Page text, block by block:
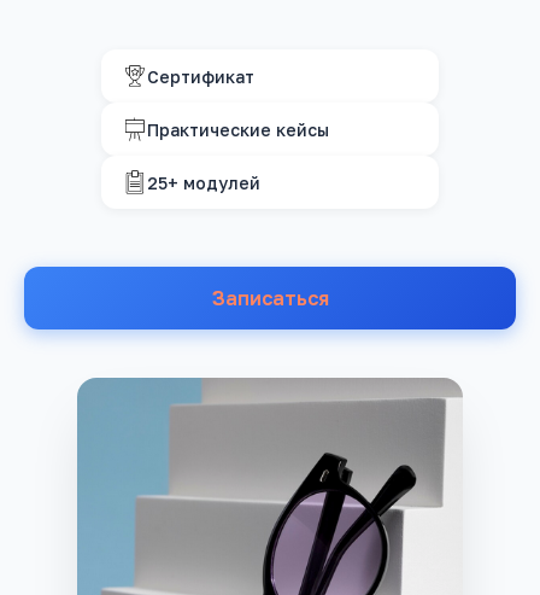
Сертификат
Практические кейсы
25+ модулей
Записаться